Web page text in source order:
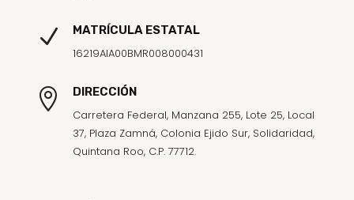
N MATRÍCULA ESTATAL
16219AIA00BMR008000431
 DIRECCIÓN
Carretera Federal, Manzana 255, Lote 25, Local
37, Plaza Zamná, Colonia Ejido Sur, Solidaridad,
Quintana Roo, C.P. 77712.